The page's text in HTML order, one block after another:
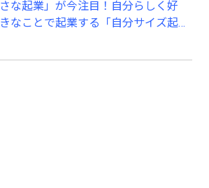
さな起業」が今注目！自分らしく好
きなことで起業する「自分サイズ起